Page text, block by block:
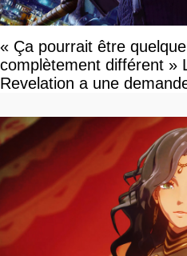
« Ça pourrait être
complètement différent »
Revelation a une